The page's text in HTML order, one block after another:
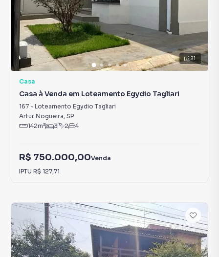
21
Casa
Casa à Venda em Loteamento Egydio Tagliari
167 - Loteamento Egydio Tagliari
Artur Nogueira, SP
142m² 3 2 4
R$ 750.000,00Venda
IPTU R$ 127,71